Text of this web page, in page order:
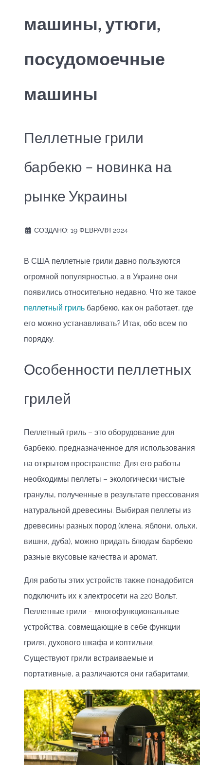
машины, утюги,
посудомоечные
машины
Пеллетные грили
барбекю – новинка на
рынке Украины
СОЗДАНО: 19 ФЕВРАЛЯ 2024
В США пеллетные грили давно пользуются
огромной популярностью, а в Украине они
появились относительно недавно. Что же такое
пеллетный гриль барбекю, как он работает, где
его можно устанавливать? Итак, обо всем по
порядку.
Особенности пеллетных
грилей
Пеллетный гриль – это оборудование для
барбекю, предназначенное для использования
на открытом пространстве. Для его работы
необходимы пеллеты – экологически чистые
гранулы, полученные в результате прессования
натуральной древесины. Выбирая пеллеты из
древесины разных пород (клена, яблони, ольхи,
вишни, дуба), можно придать блюдам барбекю
разные вкусовые качества и аромат.
Для работы этих устройств также понадобится
подключить их к электросети на 220 Вольт.
Пеллетные грили – многофункциональные
устройства, совмещающие в себе функции
гриля, духового шкафа и коптильни.
Существуют грили встраиваемые и
портативные, а различаются они габаритами.